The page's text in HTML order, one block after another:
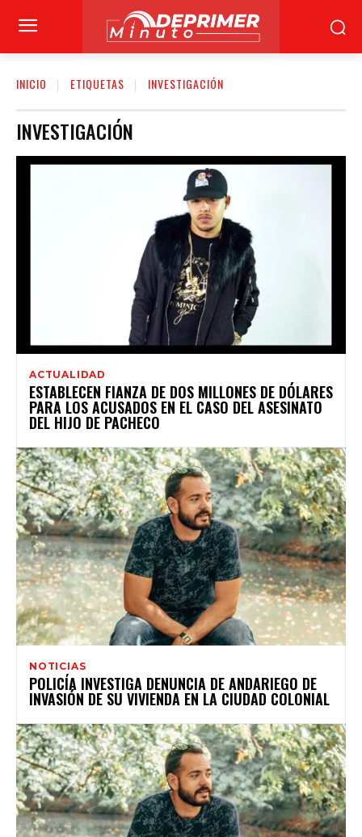
INICIO ETIQUETAS INVESTIGACIÓN
INVESTIGACIÓN
ACTUALIDAD
ESTABLECEN FIANZA DE DOS MILLONES DE DÓLARES
PARA LOS ACUSADOS EN EL CASO DEL ASESINATO
DEL HIJO DE PACHECO
NOTICIAS
POLICÍA INVESTIGA DENUNCIA DE ANDARIEGO DE
INVASIÓN DE SU VIVIENDA EN LA CIUDAD COLONIAL